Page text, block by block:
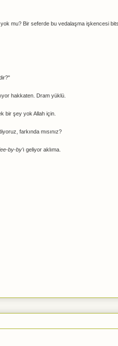
mu? Bir seferde bu vedalaşma işkencesi
hakkaten. Dram yüklü.
bir şey yok Allah için.
farkında mısınız?
by-by’ı geliyor aklıma.